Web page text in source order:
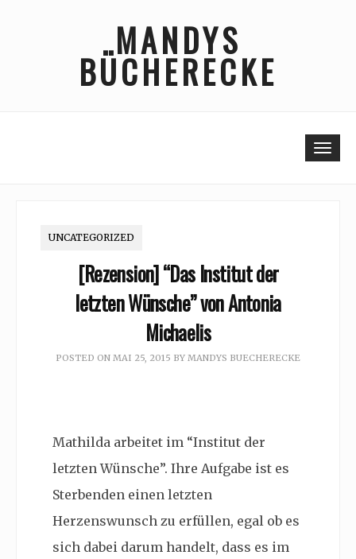
MANDYS
BÜCHERECKE
UNCATEGORIZED
[Rezension] “Das Institut der
letzten Wünsche” von Antonia
Michaelis
POSTED ON MAI 25, 2015 BY MANDYS BUECHERECKE
Mathilda arbeitet im “Institut der
letzten Wünsche”. Ihre Aufgabe ist es
Sterbenden einen letzten
Herzenswunsch zu erfüllen, egal ob es
sich dabei darum handelt, dass es im